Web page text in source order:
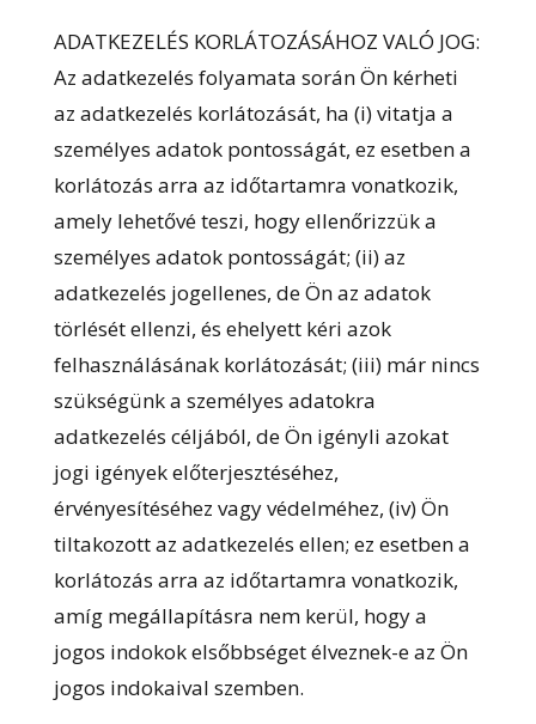
ADATKEZELÉS KORLÁTOZÁSÁHOZ VALÓ JOG:
Az adatkezelés folyamata során Ön kérheti
az adatkezelés korlátozását, ha (i) vitatja a
személyes adatok pontosságát, ez esetben a
korlátozás arra az időtartamra vonatkozik,
amely lehetővé teszi, hogy ellenőrizzük a
személyes adatok pontosságát; (ii) az
adatkezelés jogellenes, de Ön az adatok
törlését ellenzi, és ehelyett kéri azok
felhasználásának korlátozását; (iii) már nincs
szükségünk a személyes adatokra
adatkezelés céljából, de Ön igényli azokat
jogi igények előterjesztéséhez,
érvényesítéséhez vagy védelméhez, (iv) Ön
tiltakozott az adatkezelés ellen; ez esetben a
korlátozás arra az időtartamra vonatkozik,
amíg megállapításra nem kerül, hogy a
jogos indokok elsőbbséget élveznek-e az Ön
jogos indokaival szemben.